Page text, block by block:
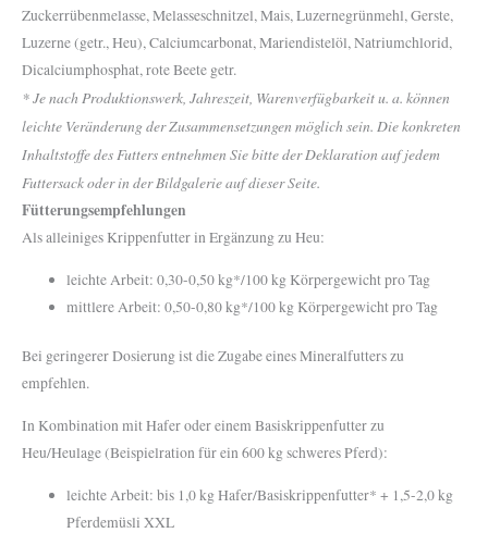
Zuckerrübenmelasse, Melasseschnitzel, Mais, Luzernegrünmehl, Gerste,
Luzerne (getr., Heu), Calciumcarbonat, Mariendistelöl, Natriumchlorid,
Dicalciumphosphat, rote Beete getr.
* Je nach Produktionswerk, Jahreszeit, Warenverfügbarkeit u. a. können
leichte Veränderung der Zusammensetzungen möglich sein. Die konkreten
Inhaltstoffe des Futters entnehmen Sie bitte der Deklaration auf jedem
Futtersack oder in der Bildgalerie auf dieser Seite.
Fütterungsempfehlungen
Als alleiniges Krippenfutter in Ergänzung zu Heu:
leichte Arbeit: 0,30-0,50 kg*/100 kg Körpergewicht pro Tag
mittlere Arbeit: 0,50-0,80 kg*/100 kg Körpergewicht pro Tag
Bei geringerer Dosierung ist die Zugabe eines Mineralfutters zu
empfehlen.
In Kombination mit Hafer oder einem Basiskrippenfutter zu
Heu/Heulage (Beispielration für ein 600 kg schweres Pferd):
leichte Arbeit: bis 1,0 kg Hafer/Basiskrippenfutter* + 1,5-2,0 kg
Pferdemüsli XXL